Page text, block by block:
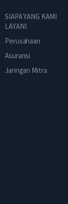
SIAPA YANG KAMI
LAYANI
Perusahaan
Asuransi
Jaringan Mitra